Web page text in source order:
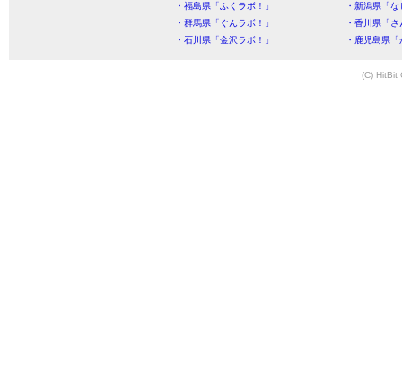
・福島県「ふくラボ！」
・新潟県「
・群馬県「ぐんラボ！」
・香川県「
・石川県「金沢ラボ！」
・鹿児島県
(C) HitBit